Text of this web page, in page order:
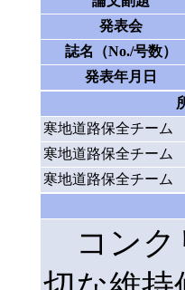
発表会
誌名（No./号数）
発表年月日
寒地道路保全チーム
寒地道路保全チーム
寒地道路保全チーム
コンク